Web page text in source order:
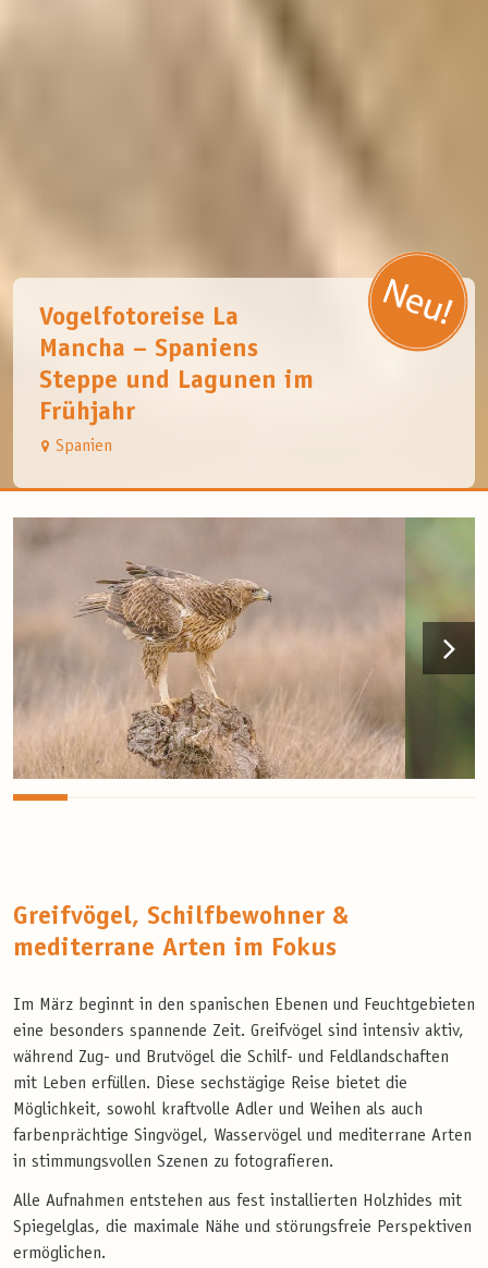
Vogelfotoreise La
Mancha – Spaniens
Steppe und Lagunen im
Frühjahr
Spanien
Greifvögel, Schilfbewohner &
mediterrane Arten im Fokus
Im März beginnt in den spanischen Ebenen und Feuchtgebieten
eine besonders spannende Zeit. Greifvögel sind intensiv aktiv,
während Zug- und Brutvögel die Schilf- und Feldlandschaften
mit Leben erfüllen. Diese sechstägige Reise bietet die
Möglichkeit, sowohl kraftvolle Adler und Weihen als auch
farbenprächtige Singvögel, Wasservögel und mediterrane Arten
in stimmungsvollen Szenen zu fotografieren.
Alle Aufnahmen entstehen aus fest installierten Holzhides mit
Spiegelglas, die maximale Nähe und störungsfreie Perspektiven
ermöglichen.